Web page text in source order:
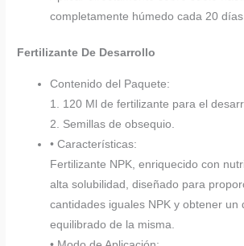
completamente húmedo cada 20 días.
Fertilizante De Desarrollo
Contenido del Paquete:
1. 120 Ml de fertilizante para el
2. Semillas de obsequio.
• Características:
Fertilizante NPK, enriquecido con
alta solubilidad, diseñado para
cantidades iguales NPK y obtener un
equilibrado de la misma.